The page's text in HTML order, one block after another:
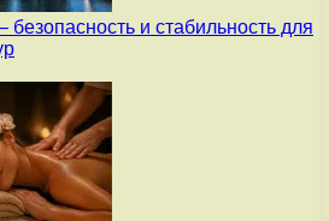
и стабильность для